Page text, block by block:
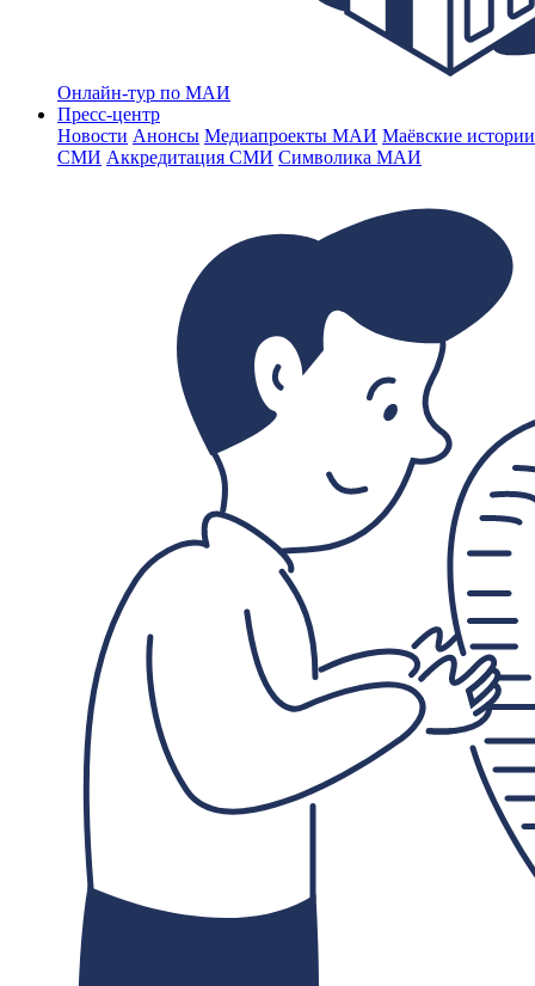
Онлайн-тур по МАИ
Пресс-центр
Новости Анонсы Медиапроекты МАИ Маёвские
СМИ Аккредитация СМИ Символика МАИ